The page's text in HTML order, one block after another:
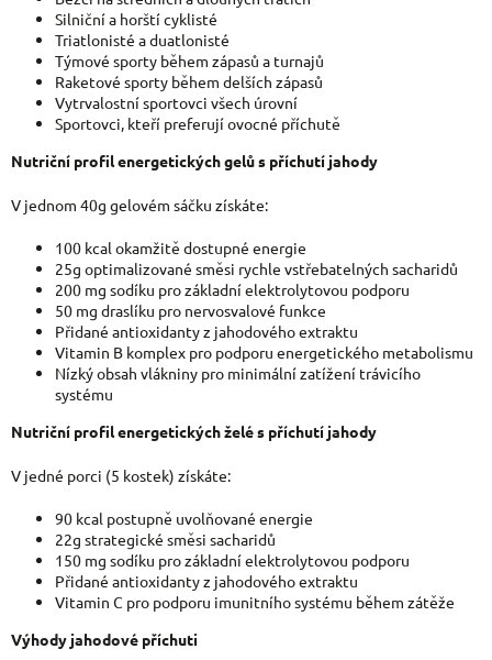
Silniční a horští cyklisté
Triatlonisté a duatlonisté
Týmové sporty během zápasů a turnajů
Raketové sporty během delších zápasů
Vytrvalostní sportovci všech úrovní
Sportovci, kteří preferují ovocné příchutě
Nutriční profil energetických gelů s příchutí jahody
V jednom 40g gelovém sáčku získáte:
100 kcal okamžitě dostupné energie
25g optimalizované směsi rychle vstřebatelných sacharidů
200 mg sodíku pro základní elektrolytovou podporu
50 mg draslíku pro nervosvalové funkce
Přidané antioxidanty z jahodového extraktu
Vitamin B komplex pro podporu energetického metabolismu
Nízký obsah vlákniny pro minimální zatížení trávicího
systému
Nutriční profil energetických želé s příchutí jahody
V jedné porci (5 kostek) získáte:
90 kcal postupně uvolňované energie
22g strategické směsi sacharidů
150 mg sodíku pro základní elektrolytovou podporu
Přidané antioxidanty z jahodového extraktu
Vitamin C pro podporu imunitního systému během zátěže
Výhody jahodové příchuti